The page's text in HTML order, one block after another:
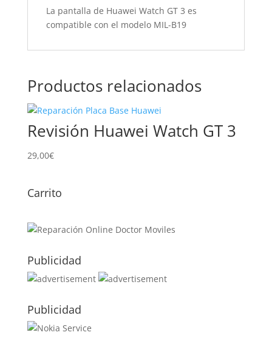
La pantalla de Huawei Watch GT 3 es
compatible con el modelo MIL-B19
Productos relacionados
Revisión Huawei Watch GT 3
29,00€
Carrito
Publicidad
Publicidad